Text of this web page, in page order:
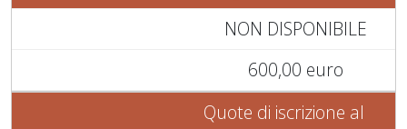
NON DISPONIBILE
600,00 euro
Quote di iscrizione al